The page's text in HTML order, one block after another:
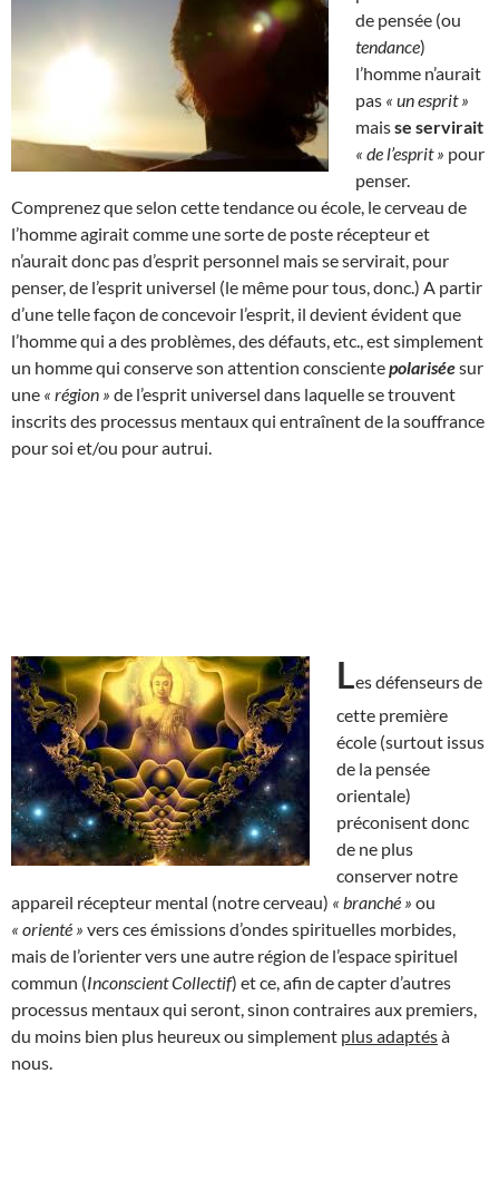
de pensée (ou
tendance)
l’homme n’aurait
pas « un esprit »
maisse servirait
« de l’esprit » pour
penser.
Comprenez que selon cette tendance ou école, le cerveau de
l’homme agirait comme une sorte de poste récepteur et
n’aurait donc pas d’esprit personnel mais se servirait, pour
penser, de l’esprit universel (le même pour tous, donc.) A partir
d’une telle façon de concevoir l’esprit, il devient évident que
l’homme qui a des problèmes, des défauts, etc., est simplement
un homme qui conserve son attention conscientepolariséesur
une « région » de l’esprit universel dans laquelle se trouvent
inscrits des processus mentaux qui entraînent de la souffrance
pour soi et/ou pour autrui.
Les défenseurs de
cette première
école (surtout issus
de la pensée
orientale)
préconisent donc
de ne plus
conserver notre
appareil récepteur mental (notre cerveau) « branché » ou
« orienté » vers ces émissions d’ondes spirituelles morbides,
mais de l’orienter vers une autre région de l’espace spirituel
commun (Inconscient Collectif) et ce, afin de capter d’autres
processus mentaux qui seront, sinon contraires aux premiers,
du moins bien plus heureux ou simplement plus adaptésà
nous.